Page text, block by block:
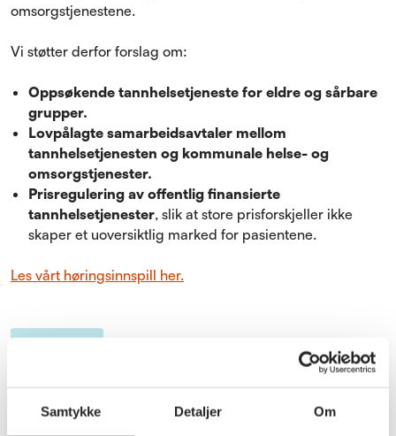
Samtykke Detaljer Om
omsorgstjenestene.
Vi støtter derfor forslag om:
Oppsøkende tannhelsetjeneste for eldre og sårbare
grupper.
Lovpålagte samarbeidsavtaler mellom
tannhelsetjenesten og kommunale helse- og
omsorgstjenester.
Prisregulering av offentlig finansierte
tannhelsetjenester, slik at store prisforskjeller ikke
skaper et uoversiktlig marked for pasientene.
Les vårt høringsinnspill her.